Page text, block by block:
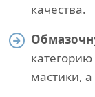
качества.
мастики,